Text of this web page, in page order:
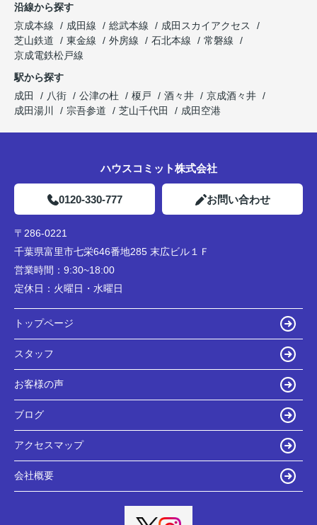
沿線から探す
京成本線
成田線 総武本線
成田スカイアクセス
芝山鉄道
東金線 外房線 石北本線
常磐線
京成電鉄松戸線
駅から探す
成田
八街 公津の杜 榎戸 酒々井
京成酒々井
成田湯川
宗吾参道 芝山千代田 成田空港
ハウスコミット株式会社
0120-330-777 お問い合わせ
〒286-0221
千葉県富里市七栄646番地285 末広ビル１Ｆ
営業時間： 9:30~18:00
定休日： 火曜日・水曜日
トップページ
スタッフ
お客様の声
ブログ
アクセスマップ
会社概要